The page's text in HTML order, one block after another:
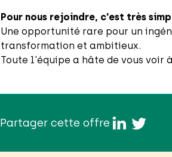
Pour nous rejoindre, c'est très
Une opportunité rare pour un
transformation et ambitieux.
Toute l'équipe a hâte de vous voir
Partager cette offre